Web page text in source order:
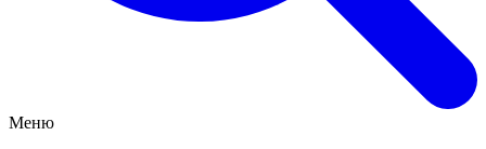
Меню